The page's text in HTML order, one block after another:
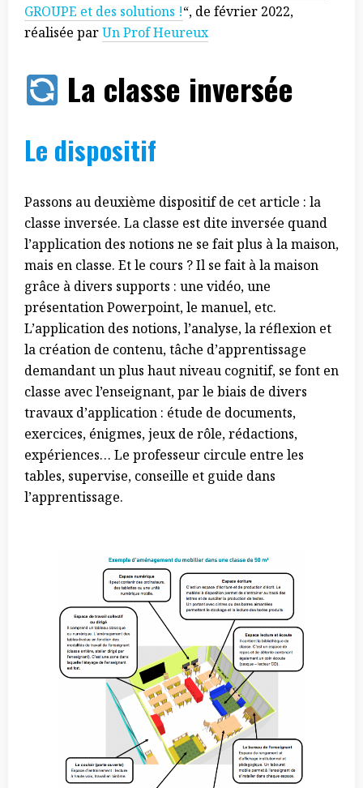
GROUPE et des solutions !“, de février 2022,
réalisée parUn Prof Heureux
La classe inversée
Le dispositif
Passons au deuxième dispositif de cet article : la
classe inversée. La classe est dite inversée quand
l’application des notions ne se fait plus à la maison,
mais en classe. Et le cours ? Il se fait à la maison
grâce à divers supports : une vidéo, une
présentation Powerpoint, le manuel, etc.
L’application des notions, l’analyse, la réflexion et
la création de contenu, tâche d’apprentissage
demandant un plus haut niveau cognitif, se font en
classe avec l’enseignant, par le biais de divers
travaux d’application : étude de documents,
exercices, énigmes, jeux de rôle, rédactions,
expériences… Le professeur circule entre les
tables, supervise, conseille et guide dans
l’apprentissage.